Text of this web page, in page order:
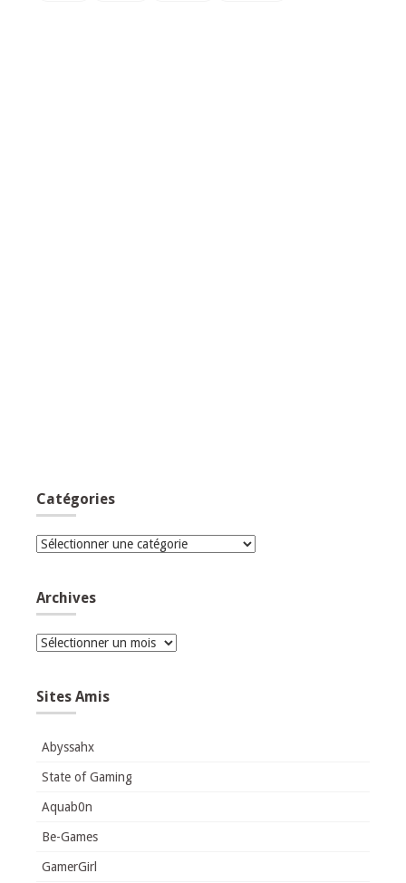
Catégories
Catégories
Archives
Archives
Sites Amis
Abyssahx
State of Gaming
Aquab0n
Be-Games
GamerGirl